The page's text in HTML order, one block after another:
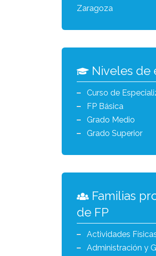
Zaragoza
Niveles de
Curso de
FP Básica
Grado Medio
Grado Superior
Familias
de FP
Actividades
Administración y